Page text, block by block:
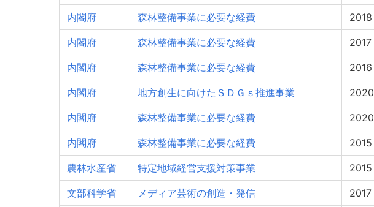
内閣府 森林整備事業に必要な経費 2018
内閣府 森林整備事業に必要な経費 2017
内閣府 森林整備事業に必要な経費 2016
内閣府 地方創生に向けたＳＤＧｓ推進事業 2020
内閣府 森林整備事業に必要な経費 2020
内閣府 森林整備事業に必要な経費 2015
農林水産省 特定地域経営支援対策事業 2015
文部科学省 メディア芸術の創造・発信 2017